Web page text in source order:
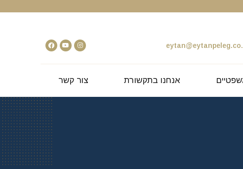
אנחנו בתקשורת צור קשר